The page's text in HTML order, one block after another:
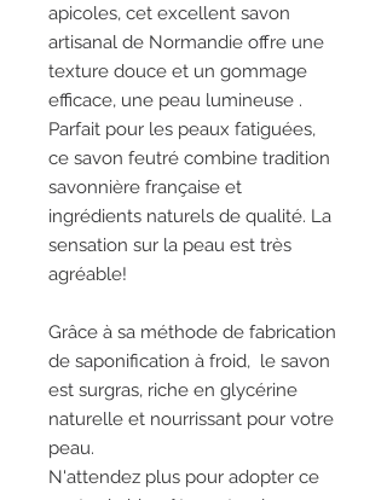
apicoles, cet excellent savon
artisanal de Normandie offre une
texture douce et un gommage
efficace, une peau lumineuse .
Parfait pour les peaux fatiguées,
ce savon feutré combine tradition
savonnière française et
ingrédients naturels de qualité. La
sensation sur la peau est très
agréable!
Grâce à sa méthode de fabrication
de saponification à froid, le savon
est surgras, riche en glycérine
naturelle et nourrissant pour votre
peau.
N'attendez plus pour adopter ce